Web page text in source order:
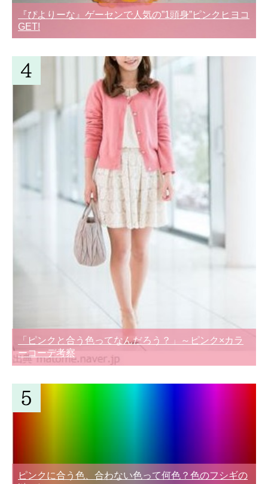
『ぴよりーな』ゲーセンで人気の”1頭身”ピンクヒヨコ
GET!
「ピンクと合う色ってなんだろう？」～ピンク×カラ
ーコーデ考察
ピンクに合う色、合わない色って何色？色のフシギの